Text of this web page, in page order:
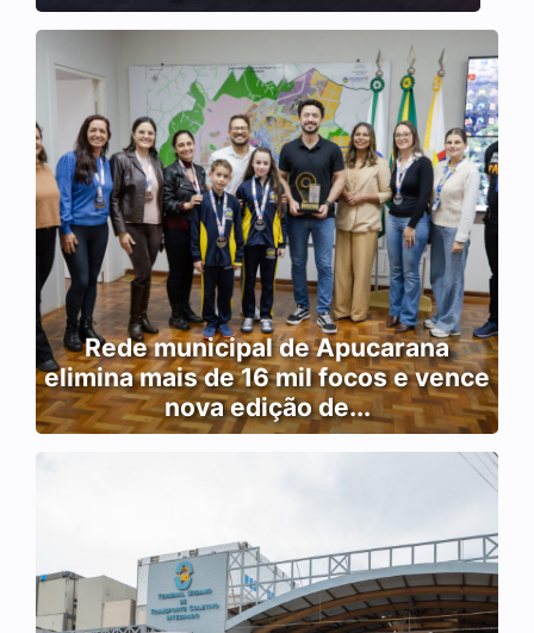
Rede municipal de Apucarana
elimina mais de 16 mil focos e vence
nova edição de...